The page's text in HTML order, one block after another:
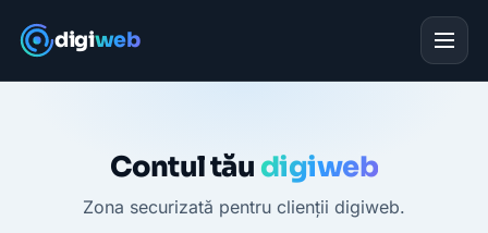
digiweb
Contul tău digiweb
Zona securizată pentru clienții digiweb.